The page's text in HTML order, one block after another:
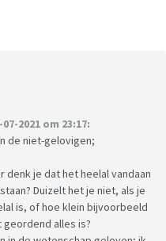
2021 om 23:17:
de niet-gelovigen;
denk je dat het heelal vandaan
Duizelt het je niet, als je
is, of hoe klein bijvoorbeeld
alles is?